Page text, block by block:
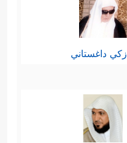
زكي داغستاني